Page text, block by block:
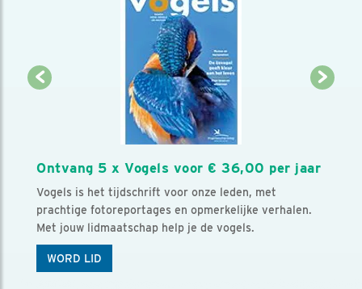
Ontvang 5 x Vogels voor € 36,00 per jaar
Vogels is het tijdschrift voor onze leden, met
prachtige fotoreportages en opmerkelijke verhalen.
Met jouw lidmaatschap help je de vogels.
WORD LID